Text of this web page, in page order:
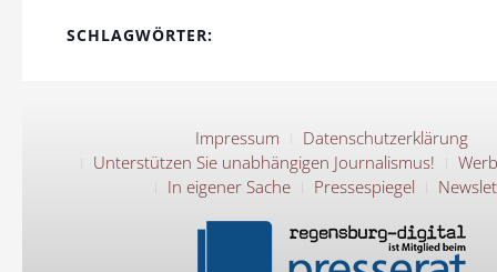
SCHLAGWÖRTER:
Impressum
Datenschutzerklärung
Unterstützen Sie unabhängigen Journalismus!
In eigener Sache
Pressespiegel